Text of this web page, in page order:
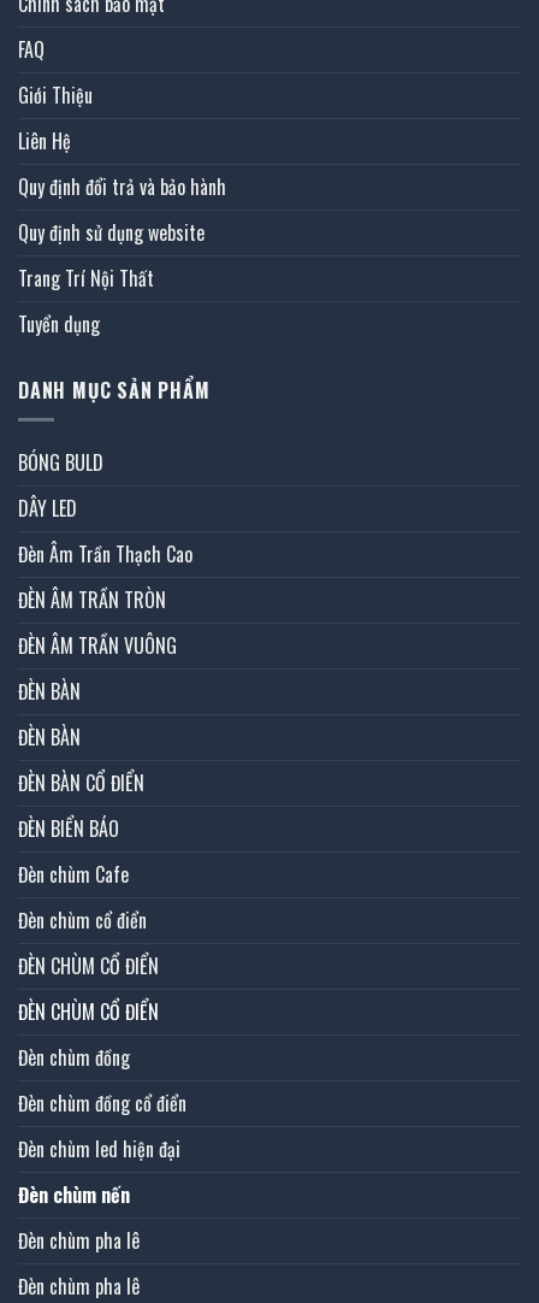
FAQ
Giới Thiệu
Liên Hệ
Quy định đổi trả và bảo hành
Quy định sử dụng website
Trang Trí Nội Thất
Tuyển dụng
DANH MỤC SẢN PHẨM
BÓNG BULD
DÂY LED
Đèn Âm Trần Thạch Cao
ĐÈN ÂM TRẦN TRÒN
ĐÈN ÂM TRẦN VUÔNG
ĐÈN BÀN
ĐÈN BÀN
ĐÈN BÀN CỔ ĐIỂN
ĐÈN BIỂN BÁO
Đèn chùm Cafe
Đèn chùm cổ điển
ĐÈN CHÙM CỔ ĐIỂN
ĐÈN CHÙM CỔ ĐIỂN
Đèn chùm đồng
Đèn chùm đồng cổ điển
Đèn chùm led hiện đại
Đèn chùm nến
Đèn chùm pha lê
Đèn chùm pha lê